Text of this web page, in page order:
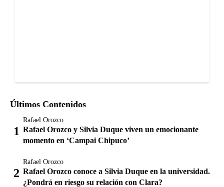
Últimos Contenidos
Rafael Orozco
Rafael Orozco y Silvia Duque viven un emocionante
momento en ‘Campai Chipuco’
Rafael Orozco
Rafael Orozco conoce a Silvia Duque en la universidad.
¿Pondrá en riesgo su relación con Clara?